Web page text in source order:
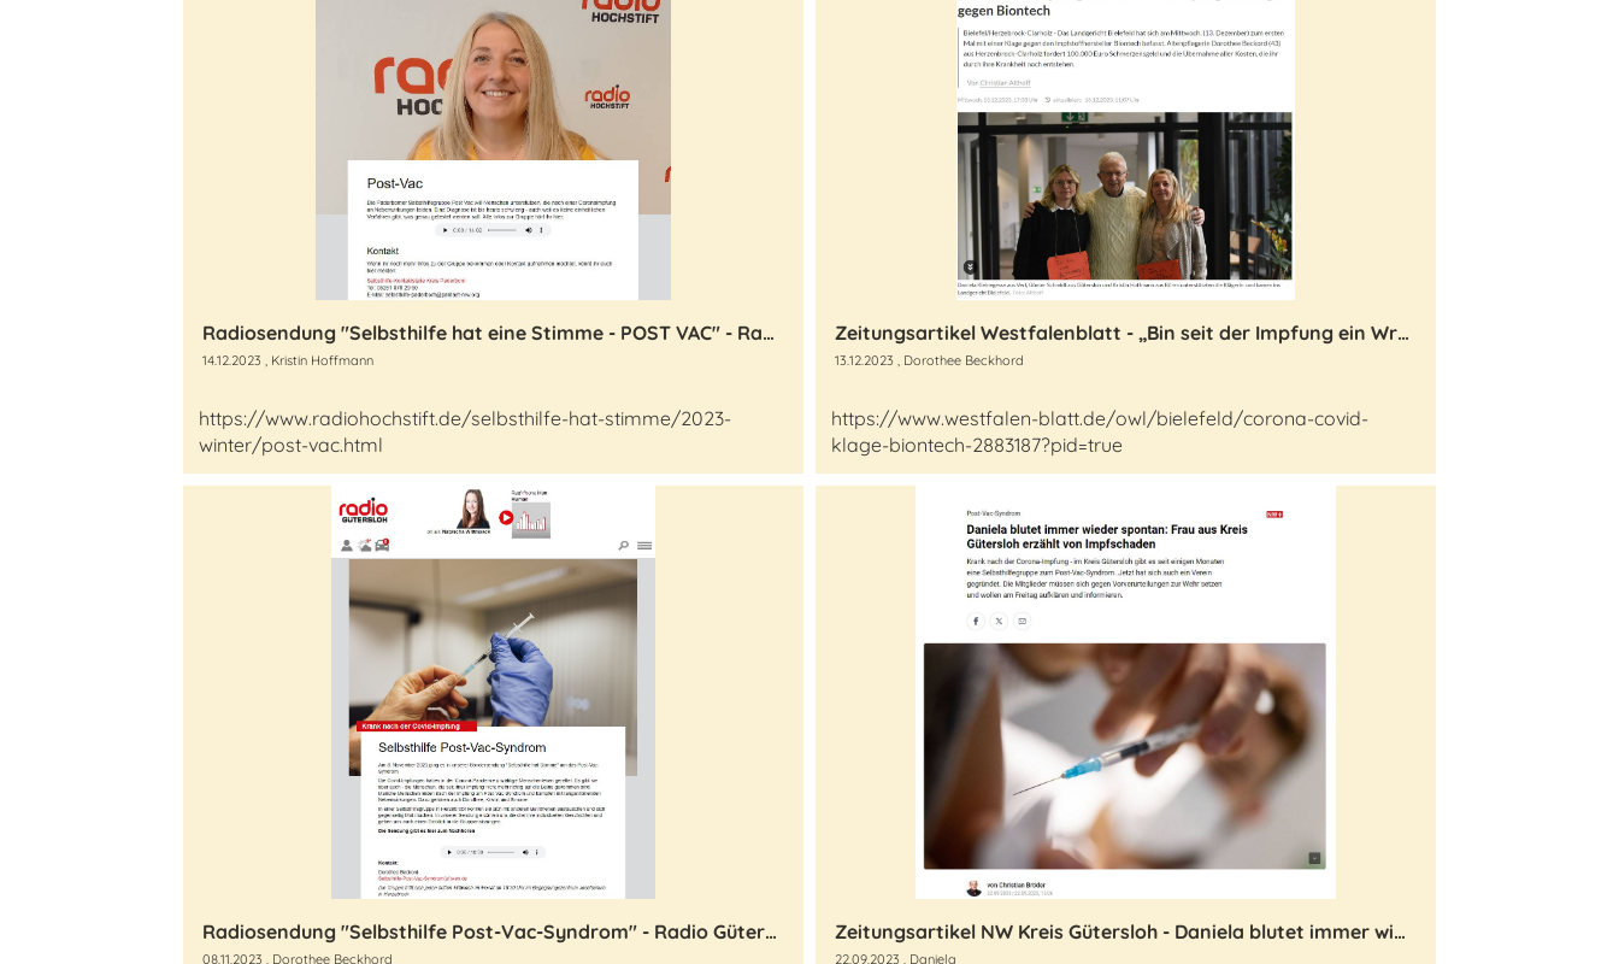
Radiosendung "Selbsthilfe hat eine Stimme - POST VAC" - Radio Hochstift
14.12.2023 , Kristin Hoffmann
https://www.radiohochstift.de/selbsthilfe-hat-stimme/2023-
winter/post-vac.html
Zeitungsartikel Westfalenblatt - „Bin seit der Impfung ein Wrack“: Altenpflegerin klagt gegen Biontech
13.12.2023 , Dorothee Beckhord
https://www.westfalen-blatt.de/owl/bielefeld/corona-covid-
klage-biontech-2883187?pid=true
Radiosendung "Selbsthilfe Post-Vac-Syndrom" - Radio Gütersloh
08.11.2023 , Dorothee Beckhord
Zeitungsartikel NW Kreis Gütersloh - Daniela blutet immer wieder spontan: Frau aus Kreis Gütersloh erzählt von Impfschaden
22.09.2023 , Daniela